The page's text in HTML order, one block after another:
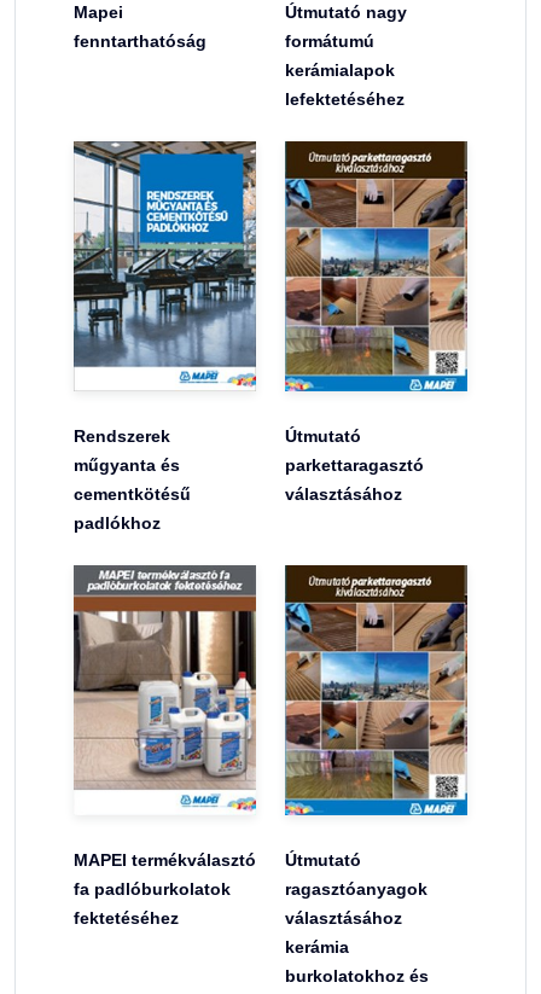
Mapei
fenntarthatóság
Útmutató nagy
formátumú
kerámialapok
lefektetéséhez
Rendszerek
műgyanta és
cementkötésű
padlókhoz
Útmutató
parkettaragasztó
választásához
MAPEI termékválasztó
fa padlóburkolatok
fektetéséhez
Útmutató
ragasztóanyagok
választásához
kerámia
burkolatokhoz és